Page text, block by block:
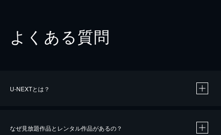
よくある質問
U-NEXTとは？
なぜ見放題作品とレンタル作品があるの？